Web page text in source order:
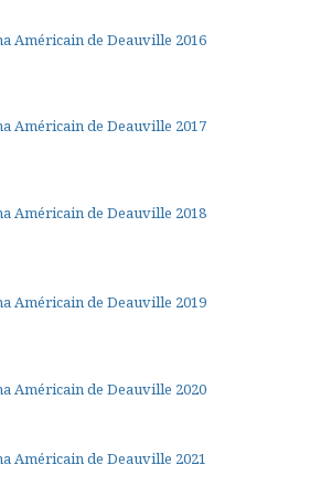
Américain de Deauville 2016
Américain de Deauville 2017
Américain de Deauville 2018
Américain de Deauville 2019
Américain de Deauville 2020
Américain de Deauville 2021